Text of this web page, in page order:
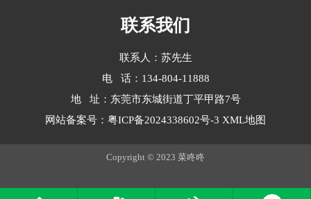
联系我们
联系人：苏先生
电 话：134-804-11888
地 址：东莞市东城街道丁平甲路7号
网站备案号： 粤ICP备2024338602号-3 XML地图
Copyright © 2023 菜咚咚